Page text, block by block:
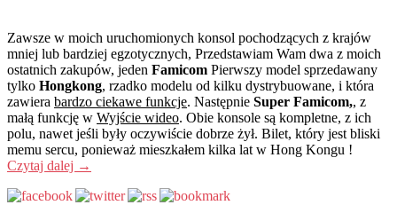
Zawsze w moich uruchomionych konsol pochodzących z krajów
mniej lub bardziej egzotycznych, Przedstawiam Wam dwa z moich
ostatnich zakupów, jeden Famicom Pierwszy model sprzedawany
tylko Hongkong, rzadko modelu od kilku dystrybuowane, i która
zawiera bardzo ciekawe funkcje. Następnie Super Famicom,, z
małą funkcję w Wyjście wideo. Obie konsole są kompletne, z ich
polu, nawet jeśli były oczywiście dobrze żył. Bilet, który jest bliski
memu sercu, ponieważ mieszkałem kilka lat w Hong Kongu !
Czytaj dalej →